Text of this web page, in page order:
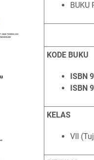
BUKU
KODE BUKU
ISBN
ISBN
KELAS
VII